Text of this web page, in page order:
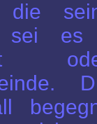
die
sei